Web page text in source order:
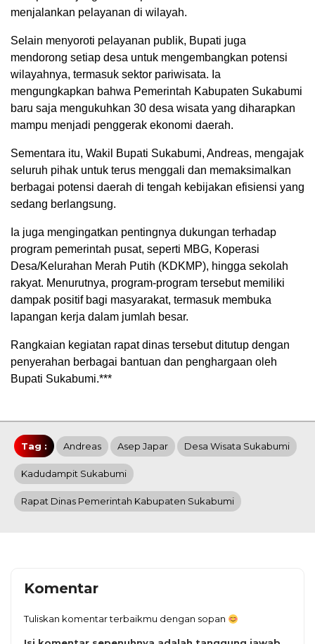
menjalankan pelayanan di wilayah.
Selain menyoroti pelayanan publik, Bupati juga
mendorong setiap desa untuk mengembangkan potensi
wilayahnya, termasuk sektor pariwisata. Ia
mengungkapkan bahwa Pemerintah Kabupaten Sukabumi
baru saja mengukuhkan 30 desa wisata yang diharapkan
mampu menjadi penggerak ekonomi daerah.
Sementara itu, Wakil Bupati Sukabumi, Andreas, mengajak
seluruh pihak untuk terus menggali dan memaksimalkan
berbagai potensi daerah di tengah kebijakan efisiensi yang
sedang berlangsung.
Ia juga mengingatkan pentingnya dukungan terhadap
program pemerintah pusat, seperti MBG, Koperasi
Desa/Kelurahan Merah Putih (KDKMP), hingga sekolah
rakyat. Menurutnya, program-program tersebut memiliki
dampak positif bagi masyarakat, termasuk membuka
lapangan kerja dalam jumlah besar.
Rangkaian kegiatan rapat dinas tersebut ditutup dengan
penyerahan berbagai bantuan dan penghargaan oleh
Bupati Sukabumi.***
Tag : Andreas Asep Japar Desa Wisata Sukabumi
Kadudampit Sukabumi
Rapat Dinas Pemerintah Kabupaten Sukabumi
Komentar
Tuliskan komentar terbaikmu dengan sopan